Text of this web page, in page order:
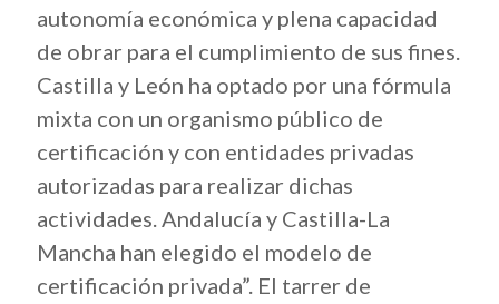
autonomía económica y plena capacidad
de obrar para el cumplimiento de sus fines.
Castilla y León ha optado por una fórmula
mixta con un organismo público de
certificación y con entidades privadas
autorizadas para realizar dichas
actividades. Andalucía y Castilla-La
Mancha han elegido el modelo de
certificación privada”. El tarrer de